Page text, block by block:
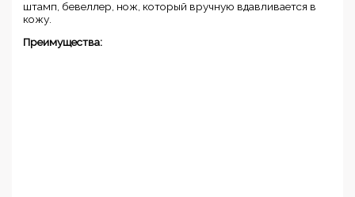
штамп, бевеллер, нож, который вручную вдавливается в
кожу.
Преимущества: